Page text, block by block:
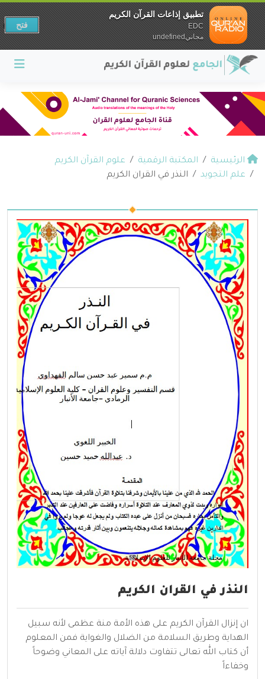
الرئيسية المكتبة الرقمية
علوم القرآن الكريم
علم التجويد
النذر في القران الكريم
النذر في القران الكريم
ان إنزال القرآن الكريم على هذه الأمة منة عظمى لأنه سبيل
الهداية وطريق السلامة من الضلال والغواية فمن المعلوم
أن كتاب الله تعالى تتفاوت دلالة آياته على المعاني وضوحاً
وخفاءاً
تطبيق إذاعات القرآن الكريم
EDC
مجانيundefined
فتح